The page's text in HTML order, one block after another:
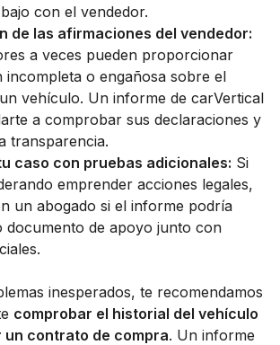
con el vendedor.
de las afirmaciones del vendedor:
a veces pueden proporcionar
incompleta o engañosa sobre el
vehículo. Un informe de carVertical
a comprobar sus declaraciones y
transparencia.
caso con pruebas adicionales: Si
emprender acciones legales,
un abogado si el informe podría
documento de apoyo junto con
inesperados, te recomendamos
comprobar el historial del vehículo
un contrato de compra. Un informe